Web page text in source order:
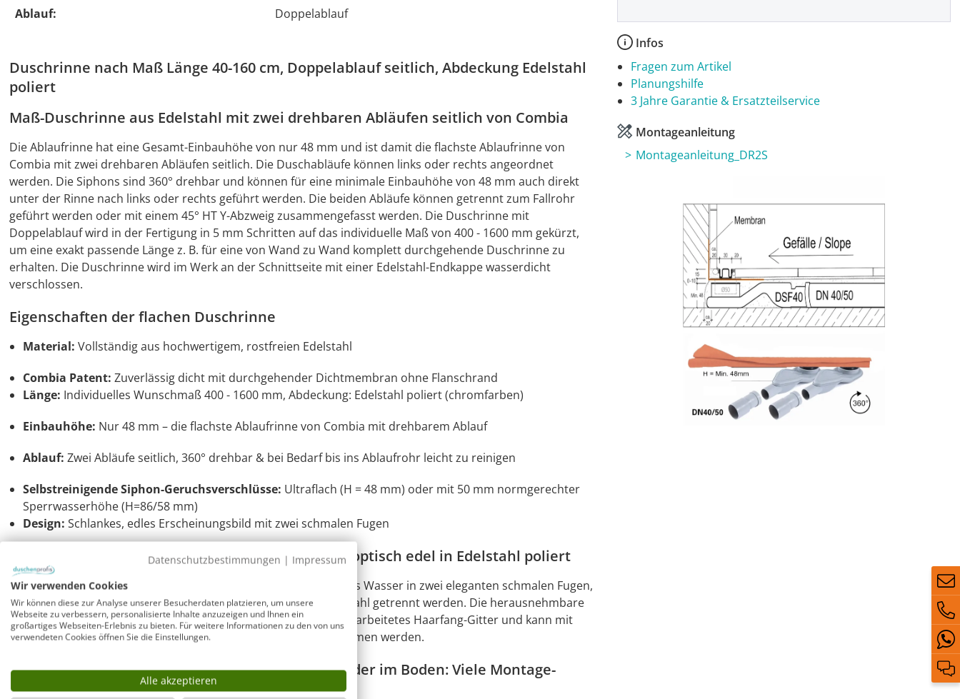
Infos
Fragen zum Artikel
Planungshilfe
3 Jahre Garantie & Ersatzteilservice
Montageanleitung
Montageanleitung_DR2S
Ablauf:
Doppelablauf
Duschrinne nach Maß Länge 40-160 cm, Doppelablauf seitlich, Abdeckung Edelstahl
poliert
Maß-Duschrinne aus Edelstahl mit zwei drehbaren Abläufen seitlich von Combia
Die Ablaufrinne hat eine Gesamt-Einbauhöhe von nur 48 mm und ist damit die flachste Ablaufrinne von
Combia mit zwei drehbaren Abläufen seitlich. Die Duschabläufe können links oder rechts angeordnet
werden. Die Siphons sind 360° drehbar und können für eine minimale Einbauhöhe von 48 mm auch direkt
unter der Rinne nach links oder rechts geführt werden. Die beiden Abläufe können getrennt zum Fallrohr
geführt werden oder mit einem 45° HT Y-Abzweig zusammengefasst werden. Die Duschrinne mit
Doppelablauf wird in der Fertigung in 5 mm Schritten auf das individuelle Maß von 400 - 1600 mm gekürzt,
um eine exakt passende Länge z. B. für eine von Wand zu Wand komplett durchgehende Duschrinne zu
erhalten. Die Duschrinne wird im Werk an der Schnittseite mit einer Edelstahl-Endkappe wasserdicht
verschlossen.
Eigenschaften der flachen Duschrinne
Material: Vollständig aus hochwertigem, rostfreien Edelstahl
Combia Patent: Zuverlässig dicht mit durchgehender Dichtmembran ohne Flanschrand
Länge: Individuelles Wunschmaß 400 - 1600 mm, Abdeckung: Edelstahl poliert (chromfarben)
Einbauhöhe: Nur 48 mm – die flachste Ablaufrinne von Combia mit drehbarem Ablauf
Ablauf: Zwei Abläufe seitlich, 360° drehbar & bei Bedarf bis ins Ablaufrohr leicht zu reinigen
Selbstreinigende Siphon-Geruchsverschlüsse: Ultraflach (H = 48 mm) oder mit 50 mm normgerechter
Sperrwasserhöhe (H=86/58 mm)
Design: Schlankes, edles Erscheinungsbild mit zwei schmalen Fugen
Superflache Ablaufrinne für Dusche: Schmal und optisch edel in Edelstahl poliert
Bei einer Breite von nur 30 mm der Ablaufrinne verschwindet das Wasser in zwei eleganten schmalen Fugen,
welche nur durch eine schmale Abdeckung aus poliertem Edelstahl getrennt werden. Die herausnehmbare
Abdeckung hat über die ganze Länge auf beiden Seiten ein eingearbeitetes Haarfang-Gitter und kann mit
dem mitgelieferten Haken an der Bürste (für Reinigung) entnommen werden.
Duschrinne im Wunschmaß direkt an der Wand oder im Boden: Viele Montage-
Möglichkeiten
Datenschutzbestimmungen | Impressum
Wir verwenden Cookies
Wir können diese zur Analyse unserer Besucherdaten platzieren, um unsere
Webseite zu verbessern, personalisierte Inhalte anzuzeigen und Ihnen ein
großartiges Webseiten-Erlebnis zu bieten. Für weitere Informationen zu den von uns
verwendeten Cookies öffnen Sie die Einstellungen.
Alle akzeptieren